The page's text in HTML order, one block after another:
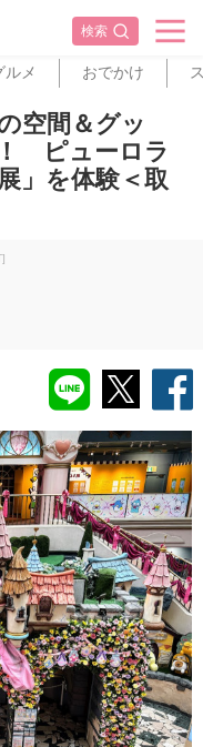
検索
ルメ おでかけ
空間＆グッ
ピューロラ
」を体験＜取